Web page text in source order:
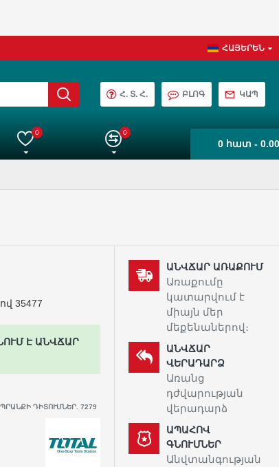
ՀԱՅԵՐԵՆ
Հ. Տ. Հ. ԲԼՈԳ ԿԱՊ
Իմ ընտրանին
0
Ապրանքների Համեմատում
0
0 հատ -
Է ԱՆՎՃԱՐ
ԴԻՏՈՒՄՆԵՐ. 7279
35477
ԱՆՎՃԱՐ ԱՌԱՔՈՒՄ
Առաքումը
կատարվում է
միայն մեր
մեքենաներով։
ԱՆՎՃԱՐ
ՎԵՐԱԴԱՐՁ
Առանց
դժվարության
վերադարձ
ԱՊԱՀՈՎ
ԳՆՈՒՄՆԵՐ
Անվտանգության